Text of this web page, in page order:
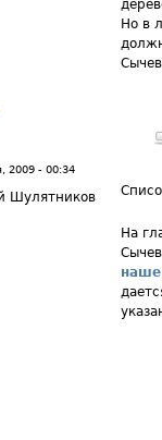
Но в
2009 - 00:34
Шулятников
На